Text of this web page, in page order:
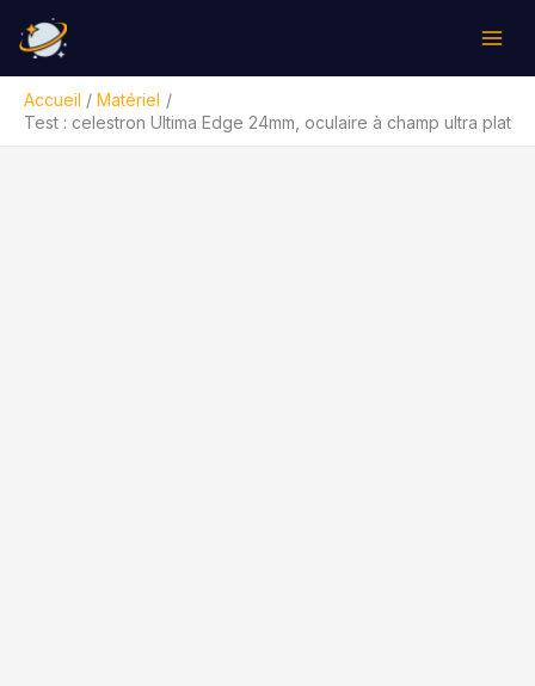
contenu
Accueil
Matériel
Test : celestron Ultima Edge 24mm, oculaire à champ ultra plat
Rechercher